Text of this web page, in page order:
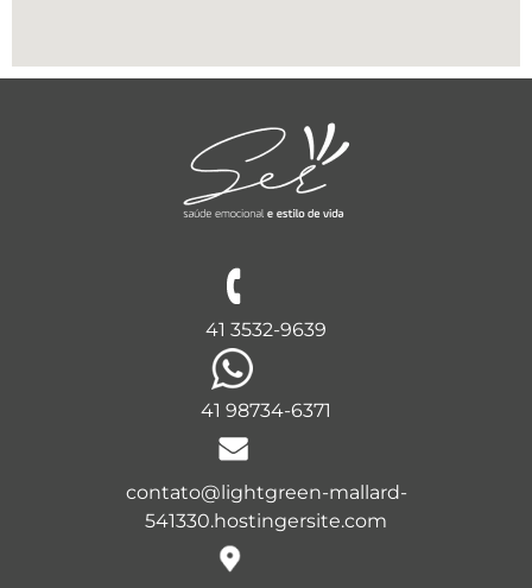
41 3532-9639
41 98734-6371
contato@lightgreen-mallard-
541330.hostingersite.com